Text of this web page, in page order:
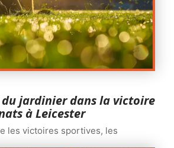
jardinier dans la victoire
à Leicester
les victoires sportives, les